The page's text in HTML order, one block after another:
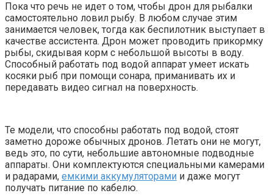
Пока что речь не идет о том, чтобы дрон для рыбалки
самостоятельно ловил рыбу. В любом случае этим
занимается человек, тогда как беспилотник выступает в
качестве ассистента. Дрон может проводить прикормку
рыбы, скидывая корм с небольшой высоты в воду.
Способный работать под водой аппарат умеет искать
косяки рыб при помощи сонара, приманивать их и
передавать видео сигнал на поверхность.
Те модели, что способны работать под водой, стоят
заметно дороже обычных дронов. Летать они не могут,
ведь это, по сути, небольшие автономные подводные
аппараты. Они комплектуются специальными камерами
и радарами, емкими аккумуляторами и даже могут
получать питание по кабелю.